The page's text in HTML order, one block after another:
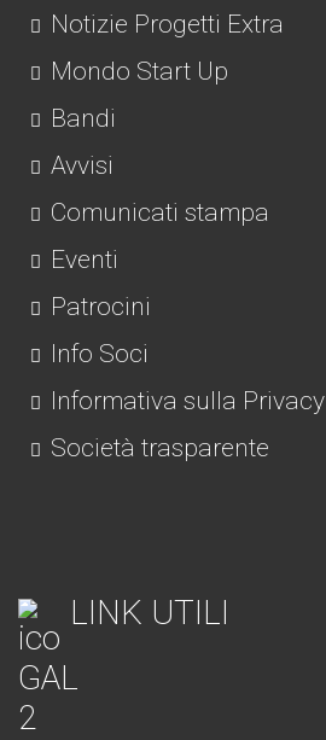
Notizie Progetti Extra
Mondo Start Up
Bandi
Avvisi
Comunicati stampa
Eventi
Patrocini
Info Soci
Informativa sulla Privacy
Società trasparente
LINK UTILI